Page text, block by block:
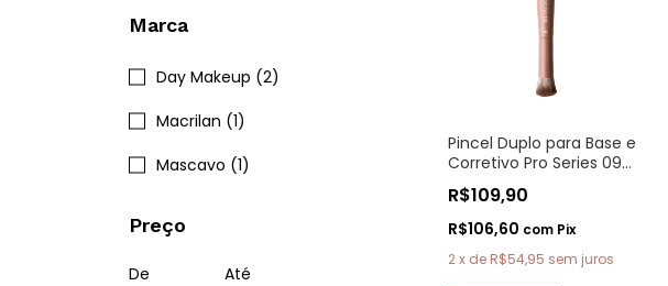
Marca
Day Makeup (2)
Macrilan (1)
Mascavo (1)
Preço
De Até
Pincel Duplo para Base e
Corretivo Pro Series 09
Mascavo
R$109,90
R$106,60 com Pix
2x de R$54,95 sem juros